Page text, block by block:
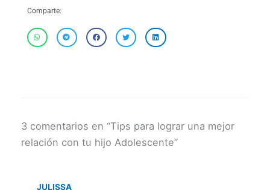
Comparte:
3 comentarios en “Tips para lograr una mejor
relación con tu hijo Adolescente”
JULISSA